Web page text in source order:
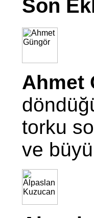
Son
Ahmet
torku
ve